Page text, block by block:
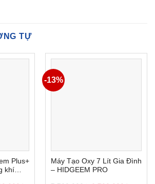
TỰ
Plus+
khí
-13%
Máy Tạo Oxy 7 Lít Gia Đình
– HIDGEEM PRO